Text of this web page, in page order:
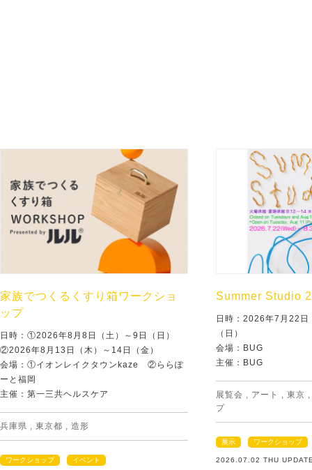
家族でつくるくすり箱ワークショ
ップ
日時：①2026年8月8日（土）～9日（日）
②2026年8月13日（木）～14日（金）
会場：①イオンレイクタウンkaze ②ららぽ
ーと福岡
主催：第一三共ヘルスケア
兵庫県 , 東京都 , 造形
ワークショップ イベント
Summer Studio
日時：2026年7月22
（日）
会場：BUG
主催：BUG
展覧会 , アート , 東京
プ
展示 ワークショップ
2026.07.02 THU